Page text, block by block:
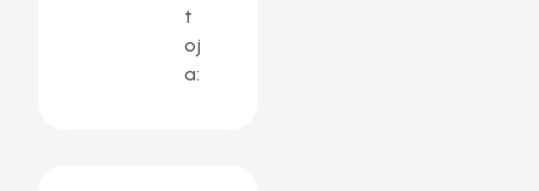
t
oj
a: